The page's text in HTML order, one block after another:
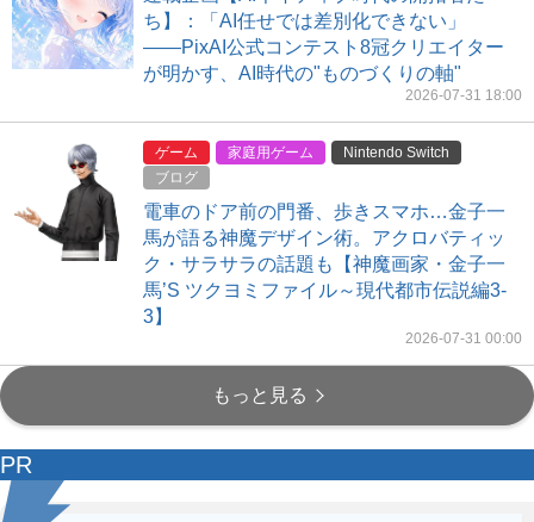
ち】：「AI任せでは差別化できない」
――PixAI公式コンテスト8冠クリエイター
が明かす、AI時代の"ものづくりの軸"
2026-07-31 18:00
ゲーム 家庭用ゲーム
Nintendo Switch
ブログ
電車のドア前の門番、歩きスマホ…金子一
馬が語る神魔デザイン術。アクロバティッ
ク・サラサラの話題も【神魔画家・金子一
馬’S ツクヨミファイル～現代都市伝説編3-
3】
2026-07-31 00:00
もっと見る
PR